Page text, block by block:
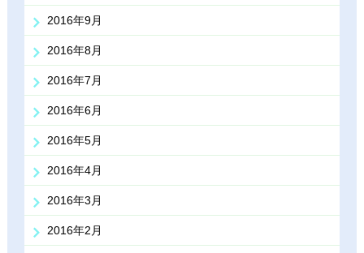
2016年9月
2016年8月
2016年7月
2016年6月
2016年5月
2016年4月
2016年3月
2016年2月